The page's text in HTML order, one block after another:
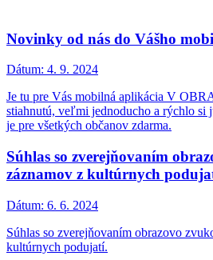
Novinky od nás do Vášho
Dátum: 4. 9. 2024
Je tu pre Vás mobilná aplikácia V
stiahnutú, veľmi jednoducho a rýchlo si
je pre všetkých občanov zdarma.
Súhlas so zverejňovaním
záznamov z kultúrnych
Dátum: 6. 6. 2024
Súhlas so zverejňovaním obrazovo
kultúrnych podujatí.